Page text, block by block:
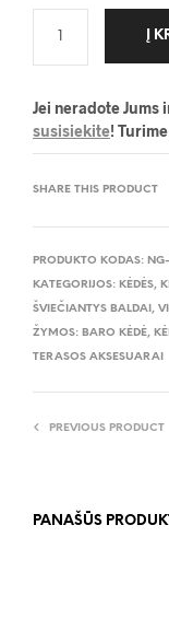
Į
Jei neradote Jums
susisiekite!
SHARE THIS PRODUCT
PRODUKTO KODAS:
KATEGORIJOS: KĖDĖS,
ŠVIEČIANTYS BALDAI ,
ŽYMOS: BARO KĖDĖ,
TERASOS AKSESUARAI
PREVIOUS PRODUCT
PANAŠŪS